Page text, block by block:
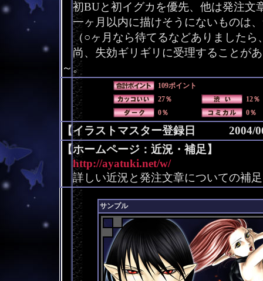
初BUと初イグカを優先、他は発注文
一ヶ月以内に描けそうにないものは
（○ヶ月なら待てるなどありましたら
尚、失効ギリギリに受理することが
～。
109ポイント
27％
12％
0％
0％
【イラストマスター登録日 2004/
【ホームページ：近況・補足】
http://ayatuki.net/w/
詳しい近況と発注文章についての補
サンプル